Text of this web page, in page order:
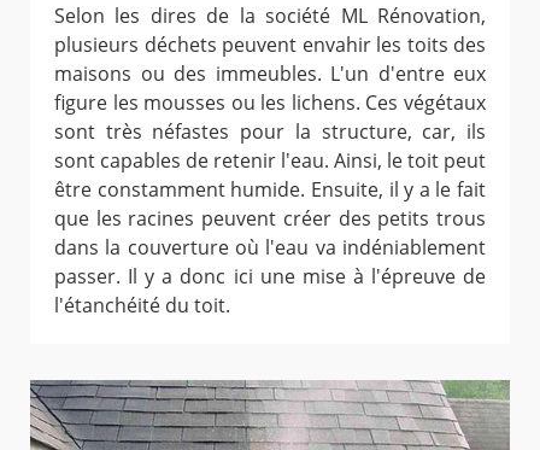
Selon les dires de la société ML Rénovation,
plusieurs déchets peuvent envahir les toits des
maisons ou des immeubles. L'un d'entre eux
figure les mousses ou les lichens. Ces végétaux
sont très néfastes pour la structure, car, ils
sont capables de retenir l'eau. Ainsi, le toit peut
être constamment humide. Ensuite, il y a le fait
que les racines peuvent créer des petits trous
dans la couverture où l'eau va indéniablement
passer. Il y a donc ici une mise à l'épreuve de
l'étanchéité du toit.